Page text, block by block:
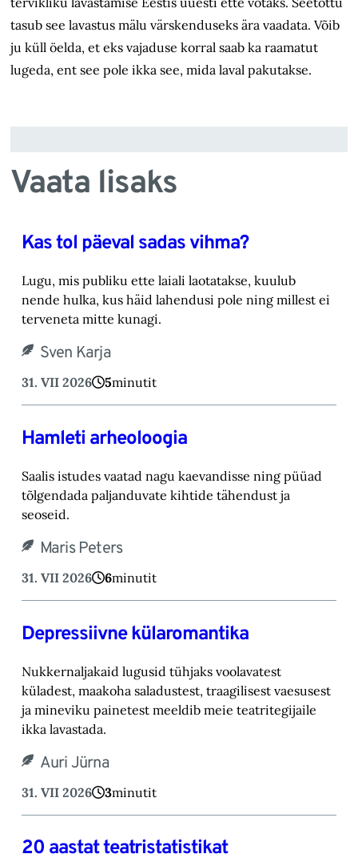
tasub see lavastus mälu värskenduseks ära vaadata. Võib
ju küll öelda, et eks vajaduse korral saab ka raamatut
lugeda, ent see pole ikka see, mida laval pakutakse.
Vaata lisaks
Kas tol päeval sadas vihma?
Lugu, mis publiku ette laiali laotatakse, kuulub
nende hulka, kus häid lahendusi pole ning millest ei
terveneta mitte kunagi.
Sven Karja
31. VII 2026 5minutit
Hamleti arheoloogia
Saalis istudes vaatad nagu kaevandisse ning püüad
tõlgendada paljanduvate kihtide tähendust ja
seoseid.
Maris Peters
31. VII 2026 6minutit
Depressiivne külaromantika
Nukkernaljakaid lugusid tühjaks voolavatest
küladest, maakoha saladustest, traagilisest vaesusest
ja mineviku painetest meeldib meie teatritegijaile
ikka lavastada.
Auri Jürna
31. VII 2026 3minutit
20 aastat teatristatistikat